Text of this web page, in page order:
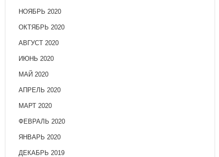
НОЯБРЬ 2020
ОКТЯБРЬ 2020
АВГУСТ 2020
ИЮНЬ 2020
МАЙ 2020
АПРЕЛЬ 2020
МАРТ 2020
ФЕВРАЛЬ 2020
ЯНВАРЬ 2020
ДЕКАБРЬ 2019